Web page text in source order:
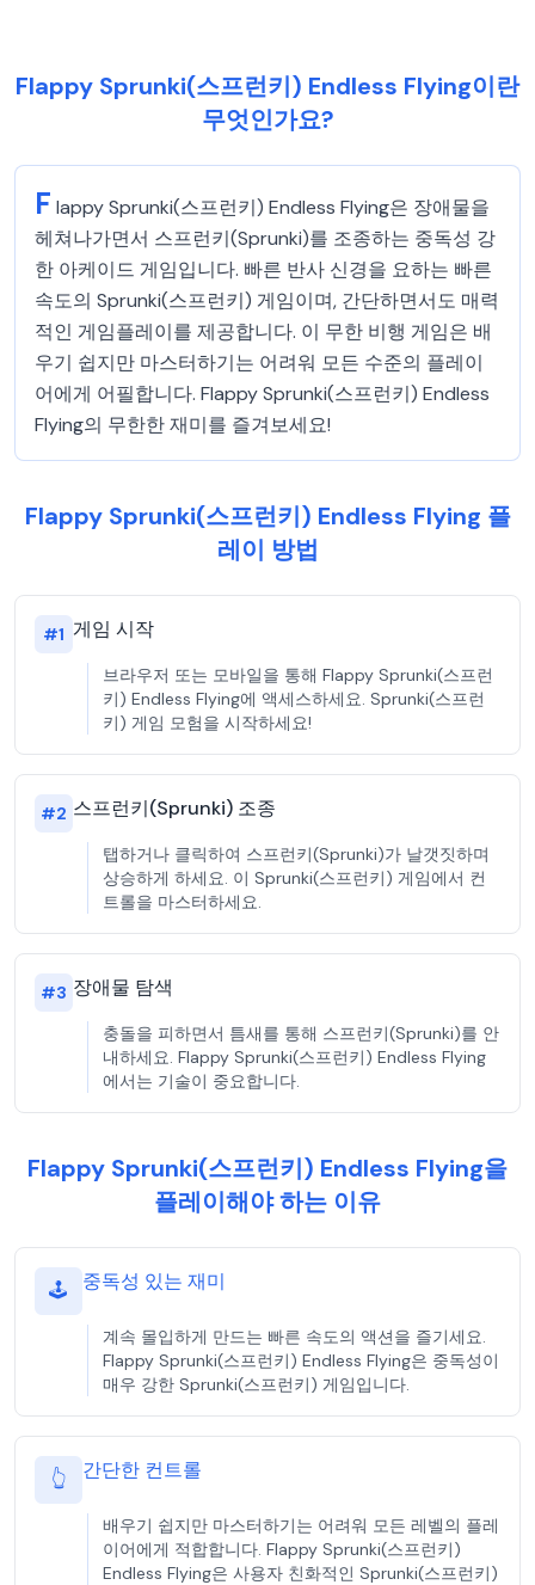
Flappy Sprunki(스프런키) Endless Flying이란
무엇인가요?
F lappy Sprunki(스프런키) Endless Flying은 장애물을
헤쳐나가면서 스프런키(Sprunki)를 조종하는 중독성 강
한 아케이드 게임입니다. 빠른 반사 신경을 요하는 빠른
속도의 Sprunki(스프런키) 게임이며, 간단하면서도 매력
적인 게임플레이를 제공합니다. 이 무한 비행 게임은 배
우기 쉽지만 마스터하기는 어려워 모든 수준의 플레이
어에게 어필합니다. Flappy Sprunki(스프런키) Endless
Flying의 무한한 재미를 즐겨보세요!
Flappy Sprunki(스프런키) Endless Flying 플
레이 방법
#1 게임 시작
브라우저 또는 모바일을 통해 Flappy Sprunki(스프런
키) Endless Flying에 액세스하세요. Sprunki(스프런
키) 게임 모험을 시작하세요!
#2 스프런키(Sprunki) 조종
탭하거나 클릭하여 스프런키(Sprunki)가 날갯짓하며
상승하게 하세요. 이 Sprunki(스프런키) 게임에서 컨
트롤을 마스터하세요.
#3 장애물 탐색
충돌을 피하면서 틈새를 통해 스프런키(Sprunki)를 안
내하세요. Flappy Sprunki(스프런키) Endless Flying
에서는 기술이 중요합니다.
Flappy Sprunki(스프런키) Endless Flying을
플레이해야 하는 이유
🕹️ 중독성 있는 재미
계속 몰입하게 만드는 빠른 속도의 액션을 즐기세요.
Flappy Sprunki(스프런키) Endless Flying은 중독성이
매우 강한 Sprunki(스프런키) 게임입니다.
👆 간단한 컨트롤
배우기 쉽지만 마스터하기는 어려워 모든 레벨의 플레
이어에게 적합합니다. Flappy Sprunki(스프런키)
Endless Flying은 사용자 친화적인 Sprunki(스프런키)